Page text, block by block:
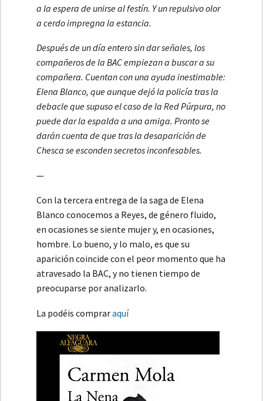
a la espera de unirse al festín. Y un repulsivo olor
a cerdo impregna la estancia.
Después de un día entero sin dar señales, los
compañeros de la BAC empiezan a buscar a su
compañera. Cuentan con una ayuda inestimable:
Elena Blanco, que aunque dejó la policía tras la
debacle que supuso el caso de la Red Púrpura, no
puede dar la espalda a una amiga. Pronto se
darán cuenta de que tras la desaparición de
Chesca se esconden secretos inconfesables.
—
Con la tercera entrega de la saga de Elena
Blanco conocemos a Reyes, de género fluido,
en ocasiones se siente mujer y, en ocasiones,
hombre. Lo bueno, y lo malo, es que su
aparición coincide con el peor momento que ha
atravesado la BAC, y no tienen tiempo de
preocuparse por analizarlo.
La podéis compraraquí